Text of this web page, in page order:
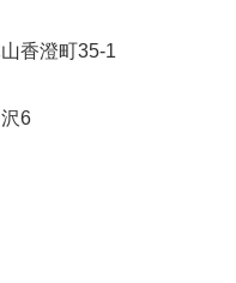
香澄町35-1
6